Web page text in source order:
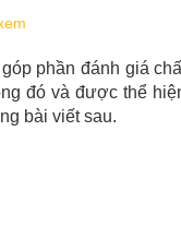
phần đánh giá
đó và được thể
bài viết sau.